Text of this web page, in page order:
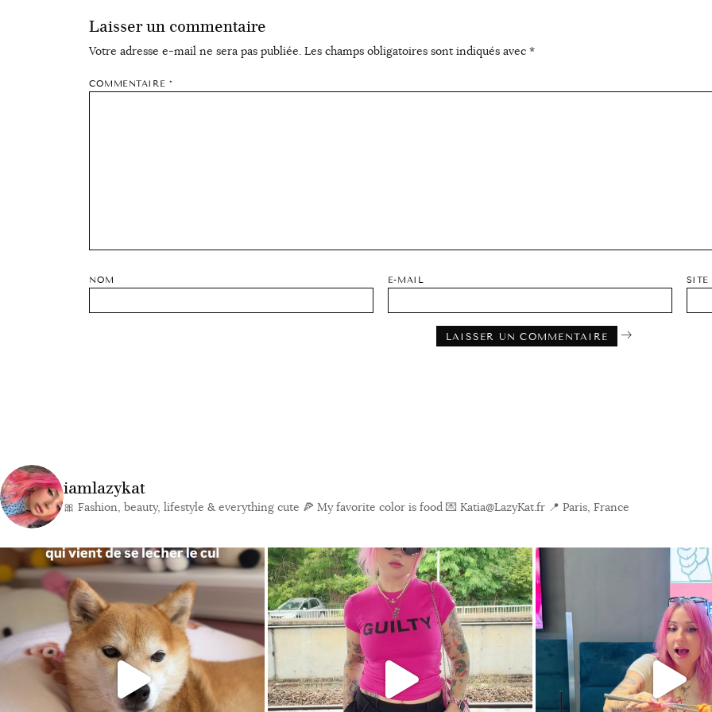
Laisser un commentaire
Votre adresse e-mail ne sera pas publiée. Les champs obligatoires sont indiqués avec *
COMMENTAIRE *
NOM E-MAIL SITE
iamlazykat
🎀 Fashion, beauty, lifestyle & everything cute 🍕 My favorite color is food 💌 Katia@LazyKat.fr 📍 Paris, France